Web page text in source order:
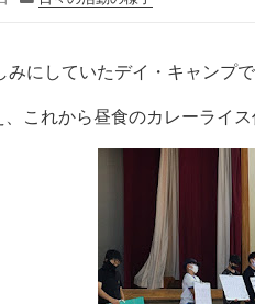
リ
ー
にしていたデイ・キャンプで
これから昼食のカレーライス